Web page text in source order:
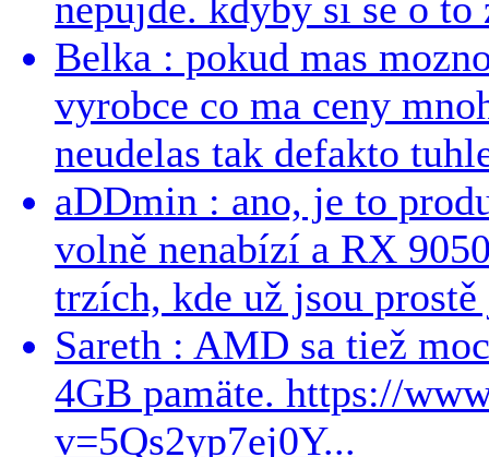
Belka : pokud mas
vyrobce co ma ceny
neudelas tak defakto
aDDmin : ano, je to
volně nenabízí a RX
trzích, kde už jsou
Sareth : AMD sa tiež
4GB pamäte. https://
v=5Qs2yp7ej0Y...